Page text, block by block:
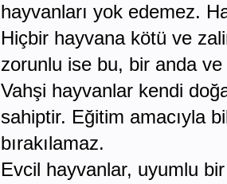
hayvanları yok edemez.
Hiçbir hayvana kötü ve
zorunlu ise bu, bir anda ve
Vahşi hayvanlar kendi
sahiptir. Eğitim amacıyla
bırakılamaz.
Evcil hayvanlar, uyumlu